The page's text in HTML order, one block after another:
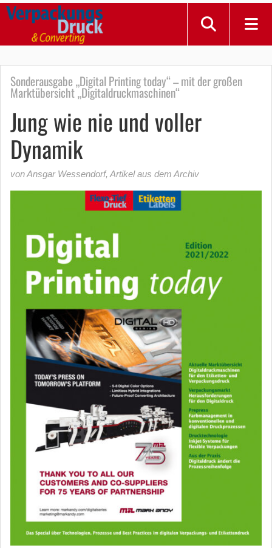
Sonderausgabe „Digital Printing today“ – mit der großen
Marktübersicht „Digitaldruckmaschinen“
Jung wie nie und voller
Dynamik
von Ansgar Wessendorf, Artikel aus dem Archiv